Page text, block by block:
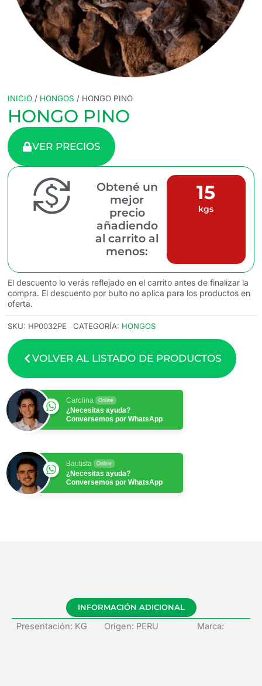
INICIO / HONGOS / HONGO PINO
HONGO PINO
VER PRECIOS
Obtené un
mejor
precio
añadiendo
al carrito al
menos:
15
kgs
El descuento lo verás reflejado en el carrito antes de finalizar la
compra. El descuento por bulto no aplica para los productos en
oferta.
SKU: HP0032PE CATEGORÍA: HONGOS
VOLVER AL LISTADO DE PRODUCTOS
Carolina Online
¿Necesitas ayuda?
Conversemos por WhatsApp
Bautista Online
¿Necesitas ayuda?
Conversemos por WhatsApp
INFORMACIÓN ADICIONAL
Presentación: KG Origen: PERU Marca: